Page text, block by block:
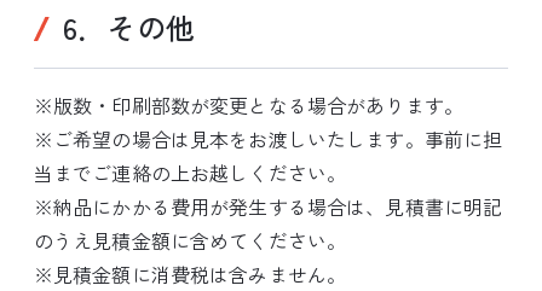
6．その他
※版数・印刷部数が変更となる場合があります。
※ご希望の場合は見本をお渡しいたします。事前に担
当までご連絡の上お越しください。
※納品にかかる費用が発生する場合は、見積書に明記
のうえ見積金額に含めてください。
※見積金額に消費税は含みません。